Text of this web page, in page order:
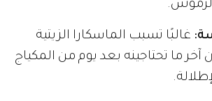
غالبًا تسبب الماسكارا الزيتية
آخر ما تحتاجينه بعد يوم من المكياج